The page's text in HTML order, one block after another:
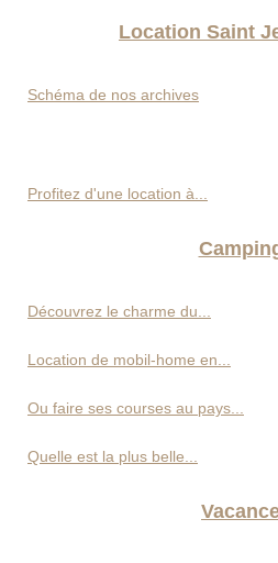
Location Saint
Schéma de nos archives
Profitez d'une location à...
Découvrez le charme du...
Location de mobil-home en...
Ou faire ses courses au pays...
Quelle est la plus belle...